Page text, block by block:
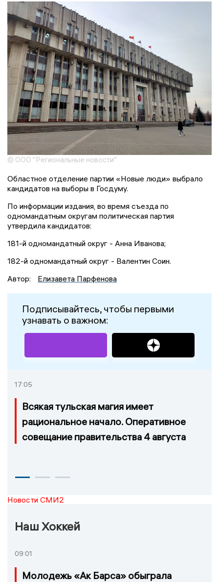
© ООО "Региональные новости"
Областное отделение партии «Новые люди» выбрало
кандидатов на выборы в Госдуму.
По информации издания, во время съезда по
одномандатным округам политическая партия
утвердила кандидатов:
181-й одномандатный округ - Анна Иванова;
182-й одномандатный округ - Валентин Соин.
Автор:
Елизавета Парфенова
Подписывайтесь, чтобы первыми
узнавать о важном:
17:05
Всякая тульская магия имеет
рациональное начало. Оперативное
совещание правительства 4 августа
Новости СМИ2
Наш Хоккей
09:01
Молодежь «Ак Барса» обыграла